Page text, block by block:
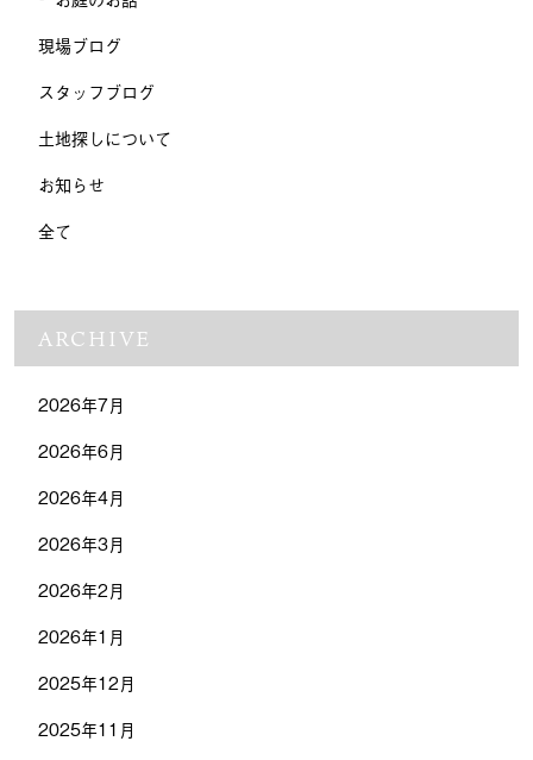
現場ブログ
スタッフブログ
土地探しについて
お知らせ
全て
ARCHIVE
2026年7月
2026年6月
2026年4月
2026年3月
2026年2月
2026年1月
2025年12月
2025年11月